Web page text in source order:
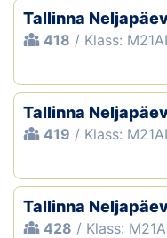
Tule klubisse!
Tulemused
Dokumendid
Klubid
Suletud
Püsirajad
Tallinna
418 / Klass:
Tallinna
419 / Klass:
Tallinna
428 / Klass: